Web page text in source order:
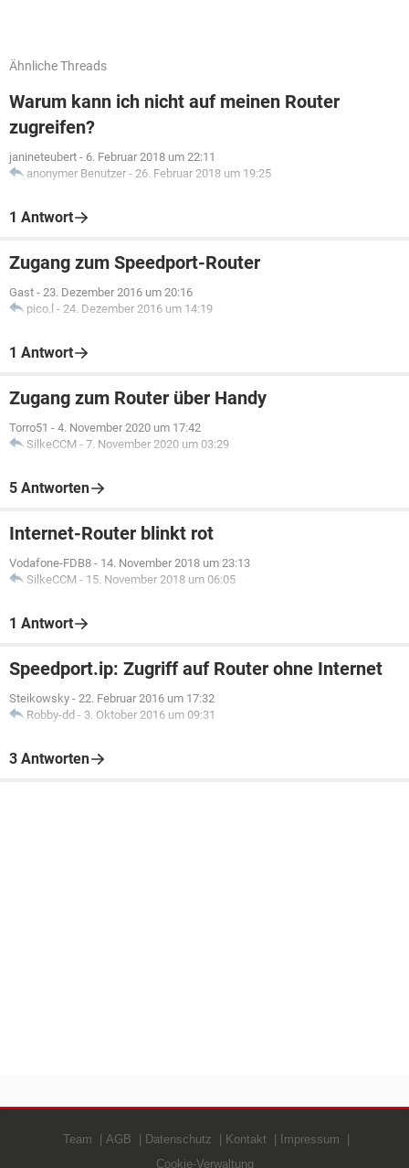
Ähnliche Threads
Warum kann ich nicht auf meinen Router
zugreifen?
janineteubert - 6. Februar 2018 um 22:11
anonymer Benutzer - 26. Februar 2018 um 19:25
1 Antwort
Zugang zum Speedport-Router
Gast - 23. Dezember 2016 um 20:16
pico.l - 24. Dezember 2016 um 14:19
1 Antwort
Zugang zum Router über Handy
Torro51 - 4. November 2020 um 17:42
SilkeCCM - 7. November 2020 um 03:29
5 Antworten
Internet-Router blinkt rot
Vodafone-FDB8 - 14. November 2018 um 23:13
SilkeCCM - 15. November 2018 um 06:05
1 Antwort
Speedport.ip: Zugriff auf Router ohne Internet
Steikowsky - 22. Februar 2016 um 17:32
Robby-dd - 3. Oktober 2016 um 09:31
3 Antworten
Team AGB Datenschutz Kontakt
Impressum
Cookie-Verwaltung